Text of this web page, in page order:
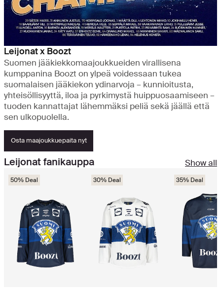
Leijonat x Boozt
Suomen jääkiekkomaajoukkueiden virallisena
kumppanina Boozt on ylpeä voidessaan tukea
suomalaisen jääkiekon ydinarvoja – kunnioitusta,
yhteisöllisyyttä, iloa ja pyrkimystä huippuosaamiseen –
tuoden kannattajat lähemmäksi peliä sekä jäällä että
sen ulkopuolella.
Osta maajoukkuepaita nyt
Leijonat fanikauppa Show all
50% Deal 30% Deal 35% Deal